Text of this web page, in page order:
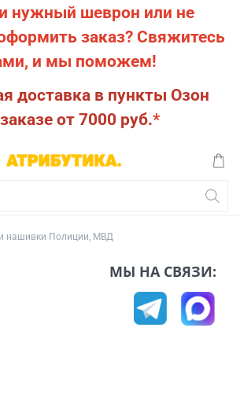
нужный шеврон или не
заказ? Свяжитесь
и мы поможем!
доставка в пункты Озон
от 7000 руб.*
нашивки Полиции, МВД
МЫ НА СВЯЗИ: